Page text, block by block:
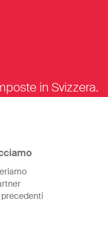
in Svizzera.